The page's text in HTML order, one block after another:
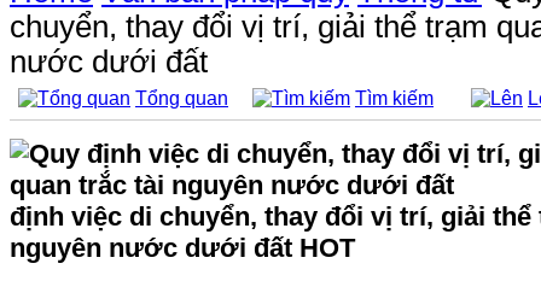
chuyển, thay đổi vị trí, giải thể trạm
nước dưới đất
Tổng quan Tìm kiếm
định việc di chuyển, thay đổi vị trí, giải
nguyên nước dưới đất HOT